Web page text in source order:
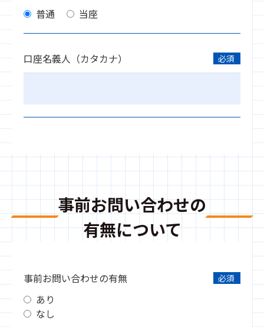
普通
当座
口座名義人（カタカナ） 必須
事前お問い合わせの
有無について
事前お問い合わせの有無 必須
あり
なし